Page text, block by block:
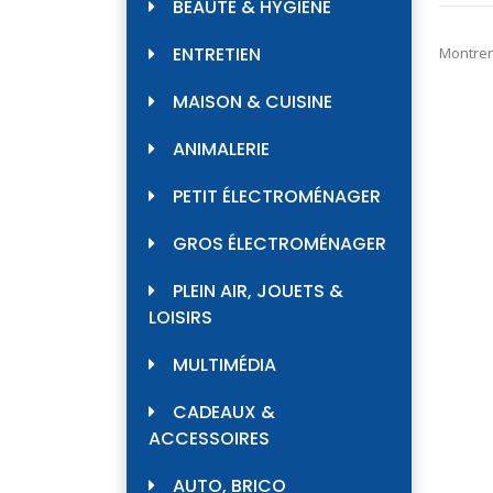
BEAUTÉ & HYGIÈNE
ENTRETIEN
MAISON & CUISINE
ANIMALERIE
PETIT ÉLECTROMÉNAGER
GROS ÉLECTROMÉNAGER
PLEIN AIR, JOUETS &
LOISIRS
MULTIMÉDIA
CADEAUX &
ACCESSOIRES
AUTO, BRICO